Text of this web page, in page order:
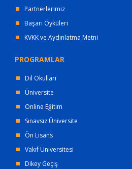
Partnerlerimiz
Başarı Öyküleri
KVKK ve Aydınlatma Metni
PROGRAMLAR
Dil Okulları
Üniversite
Online Eğitim
Sınavsız Üniversite
Ön Lisans
Vakıf Üniversitesi
Dikey Geçiş